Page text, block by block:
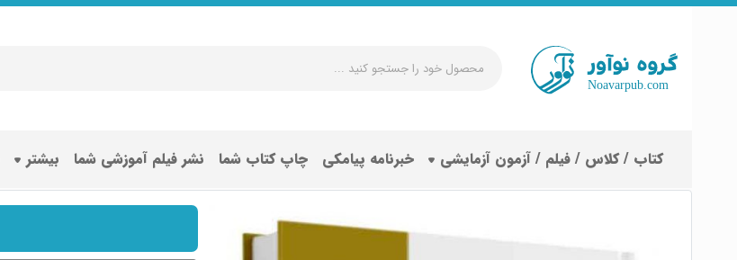
جستجو
کنید
کتاب / کلاس / فیلم / آزمون آزمایشی خبرنامه پیامکی چاپ کتاب شما نشر فیلم آموزشی شما بیشتر